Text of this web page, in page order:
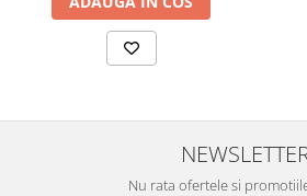
Nu rata ofertele si